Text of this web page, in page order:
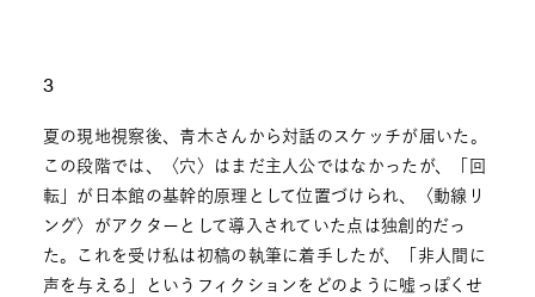
3
夏の現地視察後、青木さんから対話のスケッチが届いた。
この段階では、〈穴〉はまだ主人公ではなかったが、「回
転」が日本館の基幹的原理として位置づけられ、〈動線リ
ング〉がアクターとして導入されていた点は独創的だっ
た。これを受け私は初稿の執筆に着手したが、「非人間に
声を与える」というフィクションをどのように嘘っぽくせ